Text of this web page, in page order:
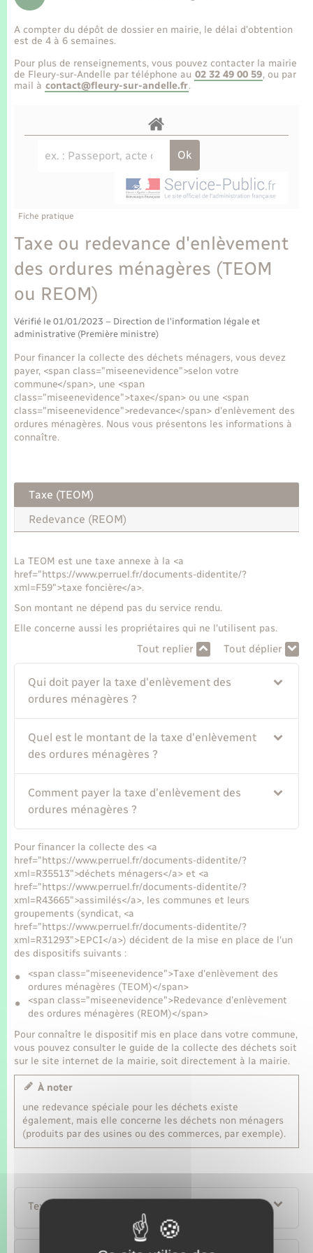
Etat-civil - Papiers - Citoyenneté
Mariage – PACS
Parrainage civil
Logement - Urbanisme
Nouvel habitant
Organisation d’événement
Sécurité - Prévention
Seniors
Transports
Transports scolaires
Voirie et espace public
Travaux - Autorisation d’occupation de l’espace
public
Compétences
Plan interactif
La Communauté de communes
A compter du dépôt de dossier en mairie, le délai d’obtention
est de 4 à 6 semaines.
Pour plus de renseignements, vous pouvez contacter la mairie
de Fleury-sur-Andelle par téléphone au 02 32 49 00 59, ou par
mail à contact@fleury-sur-andelle.fr.
Fiche pratique
Taxe ou redevance d'enlèvement
des ordures ménagères (TEOM
ou REOM)
Vérifié le 01/01/2023 – Direction de l'information légale et
administrative (Première ministre)
Pour financer la collecte des déchets ménagers, vous devez
payer, <span class="miseenevidence">selon votre
commune</span>, une <span
class="miseenevidence">taxe</span> ou une <span
class="miseenevidence">redevance</span> d'enlèvement des
ordures ménagères. Nous vous présentons les informations à
connaître.
Taxe (TEOM)
Redevance (REOM)
La TEOM est une taxe annexe à la <a
href="https://www.perruel.fr/documents-didentite/?
xml=F59">taxe foncière</a>.
Son montant ne dépend pas du service rendu.
Elle concerne aussi les propriétaires qui ne l'utilisent pas.
Tout replier Tout déplier
Qui doit payer la taxe d'enlèvement des
ordures ménagères ?
Quel est le montant de la taxe d'enlèvement
des ordures ménagères ?
Comment payer la taxe d'enlèvement des
ordures ménagères ?
Pour financer la collecte des <a
href="https://www.perruel.fr/documents-didentite/?
xml=R35513">déchets ménagers</a> et <a
href="https://www.perruel.fr/documents-didentite/?
xml=R43665">assimilés</a>, les communes et leurs
groupements (syndicat, <a
href="https://www.perruel.fr/documents-didentite/?
xml=R31293">EPCI</a>) décident de la mise en place de l'un
des dispositifs suivants :
<span class="miseenevidence">Taxe d'enlèvement des
ordures ménagères (TEOM)</span>
<span class="miseenevidence">Redevance d'enlèvement
des ordures ménagères (REOM)</span>
Pour connaître le dispositif mis en place dans votre commune,
vous pouvez consulter le guide de la collecte des déchets soit
sur le site internet de la mairie, soit directement à la mairie.
À noter
une redevance spéciale pour les déchets existe
également, mais elle concerne les déchets non ménagers
(produits par des usines ou des commerces, par exemple).
Textes de référence